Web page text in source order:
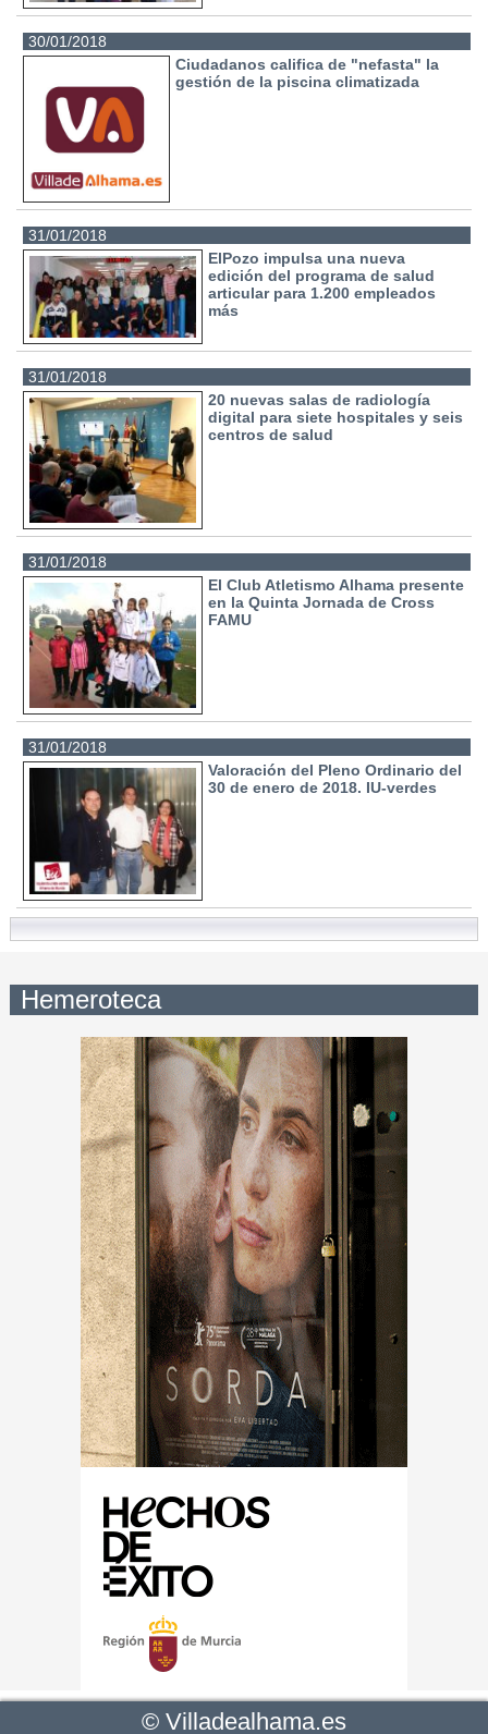
30/01/2018
Ciudadanos califica de "nefasta" la
gestión de la piscina climatizada
31/01/2018
ElPozo impulsa una nueva
edición del programa de salud
articular para 1.200 empleados
más
31/01/2018
20 nuevas salas de radiología
digital para siete hospitales y seis
centros de salud
31/01/2018
El Club Atletismo Alhama presente
en la Quinta Jornada de Cross
FAMU
31/01/2018
Valoración del Pleno Ordinario del
30 de enero de 2018. IU-verdes
Hemeroteca
© Villadealhama.es